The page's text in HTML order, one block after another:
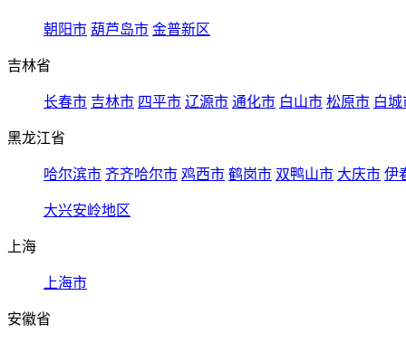
朝阳市 葫芦岛市 金普新区
吉林省
长春市 吉林市 四平市 辽源市 通化市 白山市 松原市 白城
黑龙江省
哈尔滨市 齐齐哈尔市 鸡西市 鹤岗市 双鸭山市 大庆市 伊
大兴安岭地区
上海
上海市
安徽省